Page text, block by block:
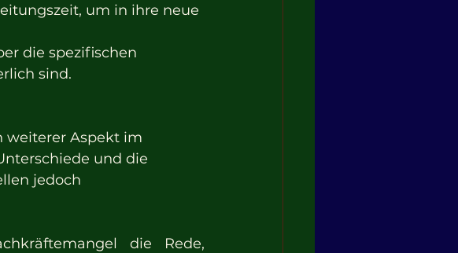
um in ihre neue
die spezifischen
sind.
weiterer Aspekt im
und die
jedoch
die Rede,